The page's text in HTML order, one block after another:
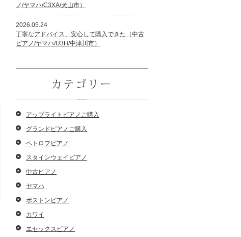
ノ/ヤマハ/C3XA/犬山市）
2026.05.24
丁寧なアドバイス、安心して購入できた（中古
ピアノ/ヤマハ/U3H/中津川市）
カテゴリー
アップライトピアノご購入
グランドピアノご購入
ペトロフピアノ
スタインウェイピアノ
中古ピアノ
ヤマハ
ボストンピアノ
カワイ
エセックスピアノ